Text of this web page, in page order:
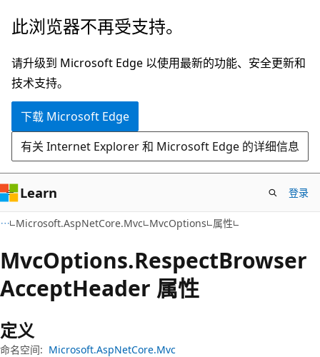
跳
主
要
内
跳
页
内
导
此浏览器不再受支持。
请升级到 Microsoft Edge 以使用最新的功能、安全更新和
技术支持。
下载 Microsoft Edge
有关 Internet Explorer 和 Microsoft Edge 的详细信息
Learn 登录
Microsoft.AspNetCore.Mvc MvcOptions 属性
MvcOptions.RespectBrowser
AcceptHeader 属性
定义
命名空间: Microsoft.AspNetCore.Mvc